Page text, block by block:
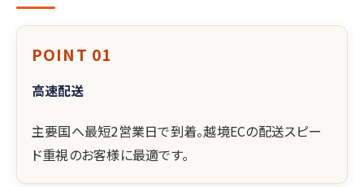
POINT 01
高速配送
主要国へ最短2営業日で到着。越境ECの配送スピー
ド重視のお客様に最適です。